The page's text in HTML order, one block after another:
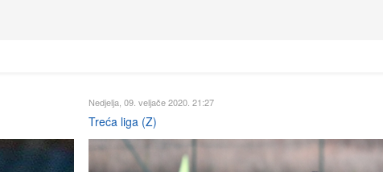
Nedjelja, 09. veljače 2020. 21:27
Treća liga (Z)